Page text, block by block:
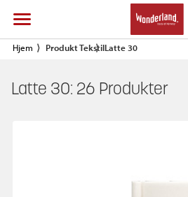
Hjem Produkt TekstilLatte 30
Latte 30: 26 Produkter